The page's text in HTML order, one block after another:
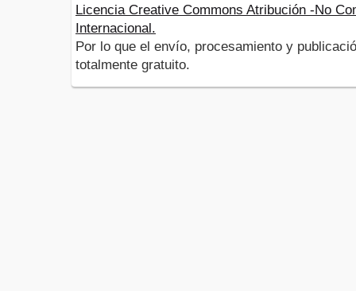
Licencia Creative Commons Atribución -No
Internacional.
Por lo que el envío, procesamiento y
totalmente gratuito.